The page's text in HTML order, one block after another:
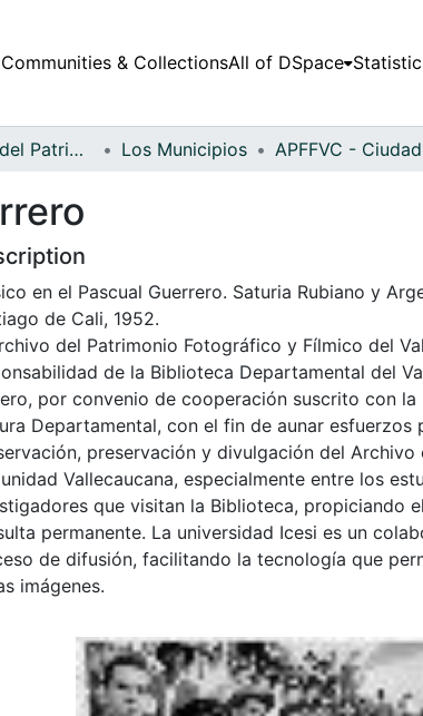
Communities & CollectionsAll of DSpace
Fondo Archivo del Patrimonio Fotográfico y Fílmico del Valle del Cauca Los Municipios
en el Pascual Guerrero. Saturia Rubiano y
de Cali, 1952.
del Patrimonio Fotográfico y Fílmico del
de la Biblioteca Departamental del
por convenio de cooperación suscrito con la
Departamental, con el fin de aunar esfuerzos
preservación y divulgación del Archivo
Vallecaucana, especialmente entre los
que visitan la Biblioteca, propiciando
permanente. La universidad Icesi es un
de difusión, facilitando la tecnología que
imágenes.